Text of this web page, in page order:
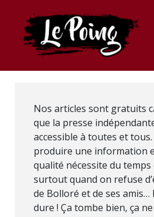
Nos articles sont gratuits
que la presse
accessible à toutes et
produire une information
qualité nécessite du temps
surtout quand on refuse
de Bolloré et de ses amis…
dure ! Ça tombe bien, ça